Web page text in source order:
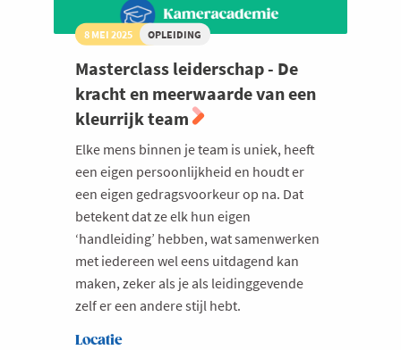
8 MEI 2025 OPLEIDING
Masterclass leiderschap - De
kracht en meerwaarde van een
kleurrijk team
Elke mens binnen je team is uniek, heeft
een eigen persoonlijkheid en houdt er
een eigen gedragsvoorkeur op na. Dat
betekent dat ze elk hun eigen
‘handleiding’ hebben, wat samenwerken
met iedereen wel eens uitdagend kan
maken, zeker als je als leidinggevende
zelf er een andere stijl hebt.
Locatie